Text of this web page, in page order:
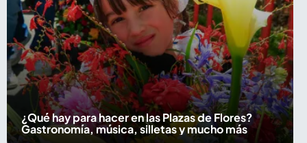
¿Qué hay para hacer en las Plazas de Flores?
Gastronomía, música, silletas y mucho más